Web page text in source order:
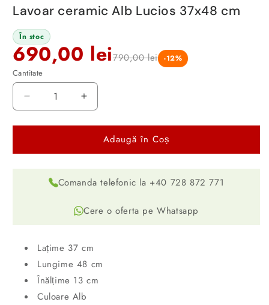
Lavoar ceramic Alb Lucios 37x48 cm
În stoc
690,00 lei790,00 lei -12%
Cantitate
Decrease
quantity
for
ceramic
Lucios
37x48
Increase
quantity
for
Lavoar
ceramic
Lucios
37x48
Adaugă în Coș
Comanda telefonic la +40 728 872 771
Cere o oferta pe Whatsapp
Lațime 37 cm
Lungime 48 cm
Înălțime 13 cm
Culoare Alb